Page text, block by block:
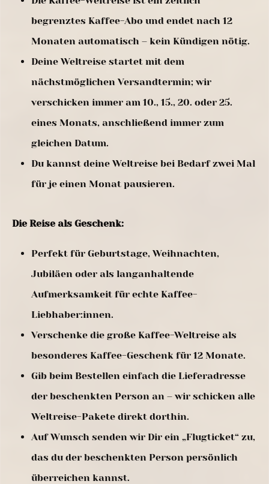
begrenztes Kaffee-Abo und endet nach 12
Monaten automatisch – kein Kündigen nötig.
Deine Weltreise startet mit dem
nächstmöglichen Versandtermin; wir
verschicken immer am 10., 15., 20. oder 25.
eines Monats, anschließend immer zum
gleichen Datum.
Du kannst deine Weltreise bei Bedarf zwei Mal
für je einen Monat pausieren.
Die Reise als Geschenk:
Perfekt für Geburtstage, Weihnachten,
Jubiläen oder als langanhaltende
Aufmerksamkeit für echte Kaffee-
Liebhaber:innen.
Verschenke die große Kaffee-Weltreise als
besonderes Kaffee-Geschenk für 12 Monate.
Gib beim Bestellen einfach die Lieferadresse
der beschenkten Person an – wir schicken alle
Weltreise-Pakete direkt dorthin.
Auf Wunsch senden wir Dir ein „Flugticket“ zu,
das du der beschenkten Person persönlich
überreichen kannst.